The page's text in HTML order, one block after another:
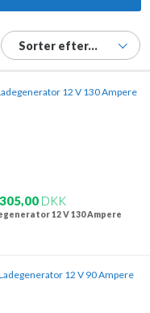
Sorter efter...
DKK
12 V 130 Ampere